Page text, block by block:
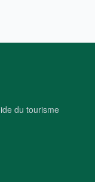
du tourisme